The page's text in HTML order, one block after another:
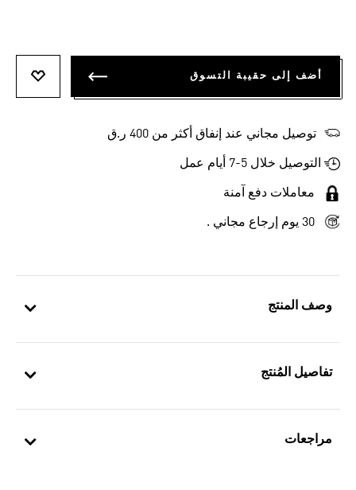
وصف المنتج
تفاصيل المُنتج
مراجعات
أضف إلى حقيبة التسوق
توصيل مجاني عند إنفاق أكثر من 400 ر.ق
التوصيل خلال 5-7 أيام عمل
معاملات دفع آمنة